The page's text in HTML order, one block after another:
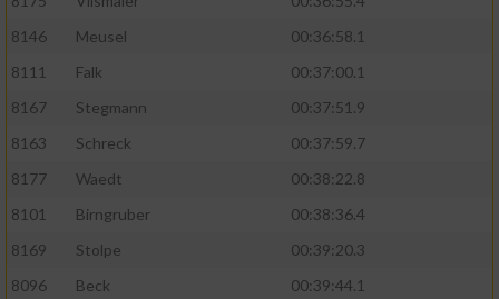
8146
Meusel
00:36:58.1
8111
Falk
00:37:00.1
8167
Stegmann
00:37:51.9
8163
Schreck
00:37:59.7
8177
Waedt
00:38:22.8
8101
Birngruber
00:38:36.4
8169
Stolpe
00:39:20.3
8096
Beck
00:39:44.1